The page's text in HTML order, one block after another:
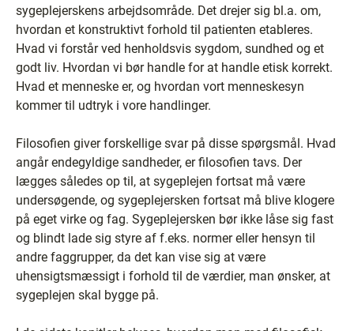
sygeplejerskens arbejdsområde. Det drejer sig bl.a. om,
hvordan et konstruktivt forhold til patienten etableres.
Hvad vi forstår ved henholdsvis sygdom, sundhed og et
godt liv. Hvordan vi bør handle for at handle etisk korrekt.
Hvad et menneske er, og hvordan vort menneskesyn
kommer til udtryk i vore handlinger.
Filosofien giver forskellige svar på disse spørgsmål. Hvad
angår endegyldige sandheder, er filosofien tavs. Der
lægges således op til, at sygeplejen fortsat må være
undersøgende, og sygeplejersken fortsat må blive klogere
på eget virke og fag. Sygeplejersken bør ikke låse sig fast
og blindt lade sig styre af f.eks. normer eller hensyn til
andre faggrupper, da det kan vise sig at være
uhensigtsmæssigt i forhold til de værdier, man ønsker, at
sygeplejen skal bygge på.